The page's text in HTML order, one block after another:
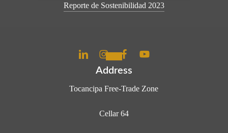
Reporte de Sostenibilidad 2023
Address
Tocancipa Free-Trade Zone
Cellar 64